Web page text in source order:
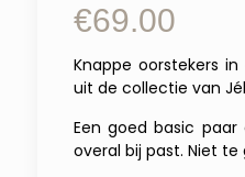
€69.00
Knappe oorstekers
uit de collectie van
Een goed basic paar
overal bij past. Niet